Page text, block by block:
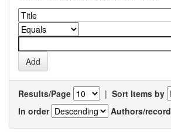
Results/Page | Sort items by
In order
Authors/record